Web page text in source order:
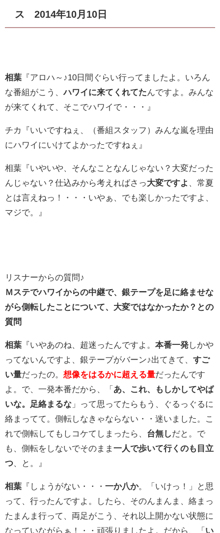
ス 2014年10月10日
相葉 『アロハ～♪10日間ぐらい行ってましたよ。いろん
な番組がこう、 ハワイに来てくれてた んですよ。みんな
が来てくれて、そこでハワイで・・・』
チカ『いいですねぇ、（番組スタッフ）みんな嵐を理由
にハワイにいけてよかったですねぇ』
相葉『いやいや、そんなことなんじゃない？大変だった
んじゃない？仕込みから考えればさっ大変ですよ
、常夏
とは言えねっ！・・・いやぁ、でも楽しかったですよ、
マジで。』
リスナーからの質問♪
Ｍステでハワイからの中継で、銀テープを足に絡ませな
がら側転したことについて、大変ではなかったか？との
質問
相葉 『いやあのね、超迷ったんですよ。 本番一発しかや
ってないんですよ、銀テープがバーン♪出てきて、 すご
い量だったの。 想像をはるかに超える量だったんです
よ。で、一発本番だから、「 あ、これ、もしかしてやば
いな。足絡まるな 」って思ってたらもう、ぐるっぐるに
絡まってて。側転しなきゃならない・・迷いました。こ
れで側転してもしコケてしまったら、 台無しだと。で
も、側転をしないでそのまま 一人で歩いて行くのも目立
つ 、と。』
相葉 『しょうがない・・・ 一か八か。「いけっ！」と思
って、行ったんですよ。したら、そのんまんま、絡まっ
たまんま行って、両足がこう、それ以上開かない状態に
なっていながらぁ！・・頑張りましたよ。だから、「 い